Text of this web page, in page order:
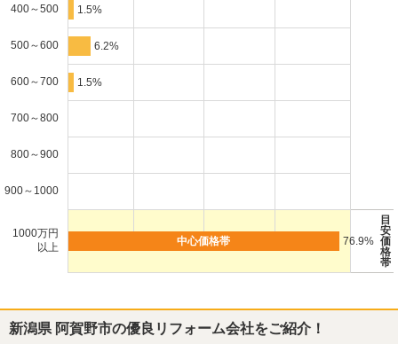
400～500 1.5%
500～600 6.2%
600～700 1.5%
700～800
800～900
900～1000
1000万円
以上
76.9%
目
安
価
格
帯
新潟県 阿賀野市の優良リフォーム会社をご紹介！